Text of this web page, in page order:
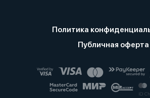
Политика
Публичная оферта